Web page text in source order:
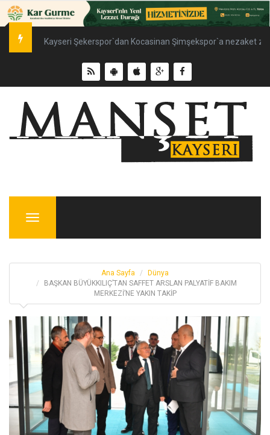
Kayseri Şekerspor`dan Kocasinan Şimşekspor`a nezaket
Menu
Ana Sayfa
Dünya
BAŞKAN BÜYÜKKILIÇ’TAN SAFFET ARSLAN PALYATİF BAKIM
MERKEZİ’NE YAKIN TAKİP